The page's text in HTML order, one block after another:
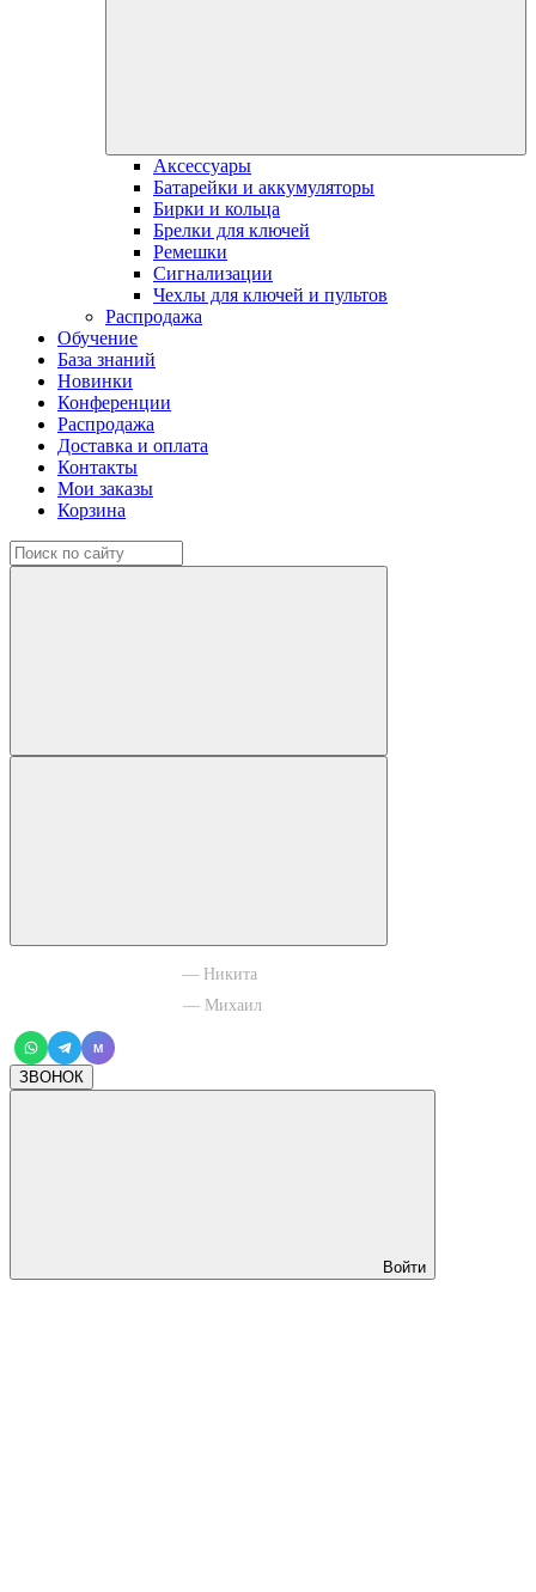
Аксессуары
Батарейки и аккумуляторы
Бирки и кольца
Брелки для ключей
Ремешки
Сигнализации
Чехлы для ключей и пультов
Распродажа
Обучение
База знаний
Новинки
Конференции
Распродажа
Доставка и оплата
Контакты
Мои заказы
Корзина
— Никита
— Михаил
M
ЗВОНОК
Войти